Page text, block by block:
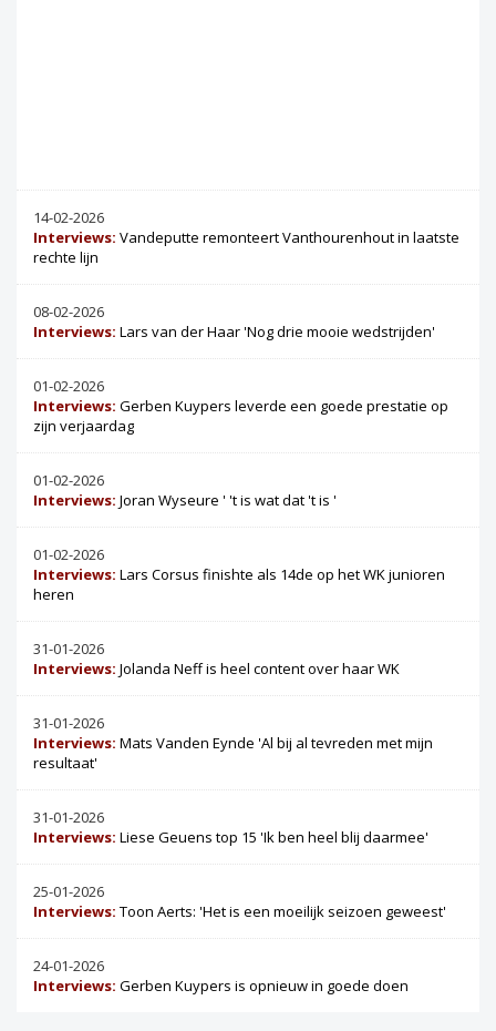
14-02-2026
Interviews: Vandeputte remonteert Vanthourenhout in laatste
rechte lijn
08-02-2026
Interviews: Lars van der Haar 'Nog drie mooie wedstrijden'
01-02-2026
Interviews: Gerben Kuypers leverde een goede prestatie op
zijn verjaardag
01-02-2026
Interviews: Joran Wyseure ' 't is wat dat 't is '
01-02-2026
Interviews: Lars Corsus finishte als 14de op het WK junioren
heren
31-01-2026
Interviews: Jolanda Neff is heel content over haar WK
31-01-2026
Interviews: Mats Vanden Eynde 'Al bij al tevreden met mijn
resultaat'
31-01-2026
Interviews: Liese Geuens top 15 'Ik ben heel blij daarmee'
25-01-2026
Interviews: Toon Aerts: 'Het is een moeilijk seizoen geweest'
24-01-2026
Interviews: Gerben Kuypers is opnieuw in goede doen